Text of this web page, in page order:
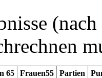
65 Frauen55 Partien